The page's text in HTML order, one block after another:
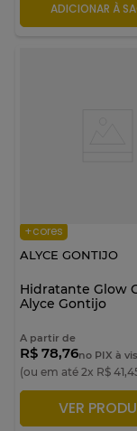
ADICIONAR À
+cores
ALYCE GONTIJO
Hidratante Glow
Alyce Gontijo
A partir de
R$ 78,76no PIX à
(ou em até 2x R$ 41,
ADICIONAR À
VER